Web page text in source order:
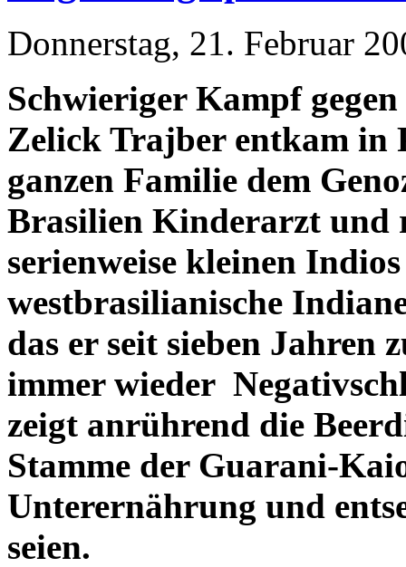
Donnerstag, 21. Februar
Schwieriger Kampf
Zelick Trajber entkam in
ganzen Familie dem
Brasilien Kinderarzt und
serienweise kleinen
westbrasilianische
das er seit sieben Jahren
immer wieder
zeigt anrührend die
Stamme der Guarani-
Unterernährung und
seien.